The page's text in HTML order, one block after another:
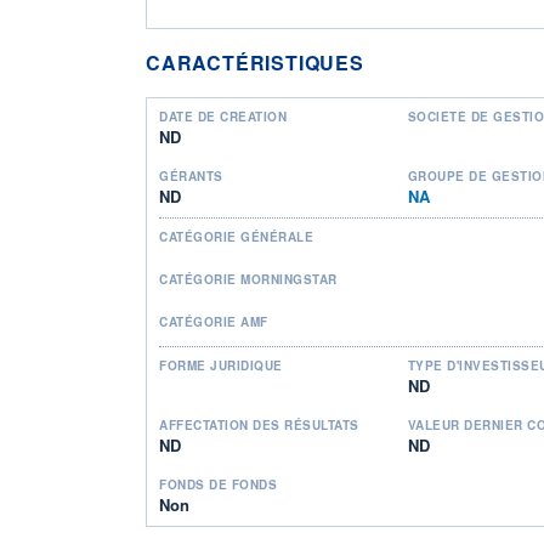
CARACTÉRISTIQUES
DATE DE CRÉATION
ND
SOCIÉTÉ DE
GÉRANTS
ND
GROUPE DE
NA
CATÉGORIE GÉNÉRALE
CATÉGORIE MORNINGSTAR
CATÉGORIE AMF
FORME JURIDIQUE TYPE
ND
AFFECTATION DES RÉSULTATS
ND
VALEUR DERNIER
ND
FONDS DE FONDS
Non